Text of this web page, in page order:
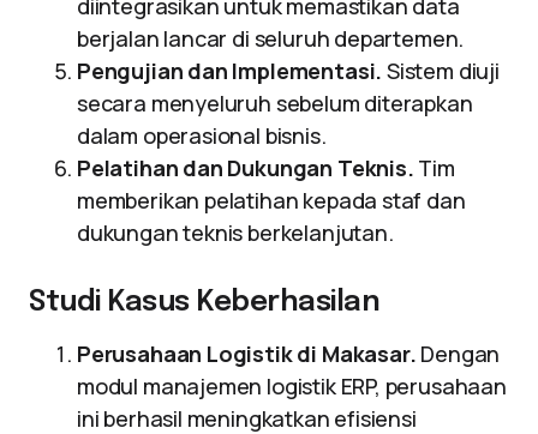
diintegrasikan untuk memastikan data
berjalan lancar di seluruh departemen.
Pengujian dan Implementasi. Sistem diuji
secara menyeluruh sebelum diterapkan
dalam operasional bisnis.
Pelatihan dan Dukungan Teknis. Tim
memberikan pelatihan kepada staf dan
dukungan teknis berkelanjutan.
Studi Kasus Keberhasilan
Perusahaan Logistik di Makasar. Dengan
modul manajemen logistik ERP, perusahaan
ini berhasil meningkatkan efisiensi